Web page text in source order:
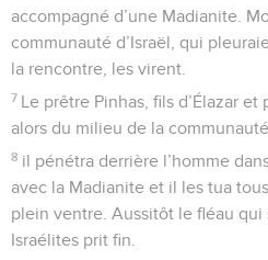
accompagné d’une Madianite.
communauté d’Israël, qui
la rencontre, les virent.
7 Le prêtre Pinhas, fils d’Élazar et
alors du milieu de la
8 il pénétra derrière l’homme
avec la Madianite et il les tua
plein ventre. Aussitôt le fléau qui
Israélites prit fin.